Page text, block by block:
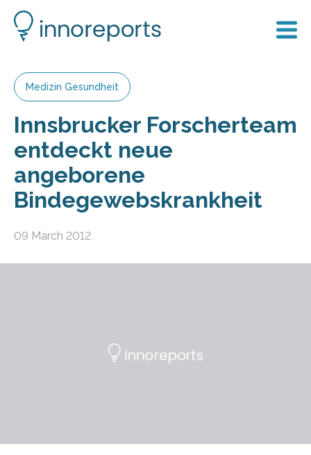
Medizin Gesundheit
Innsbrucker Forscherteam
entdeckt neue
angeborene
Bindegewebskrankheit
09 March 2012